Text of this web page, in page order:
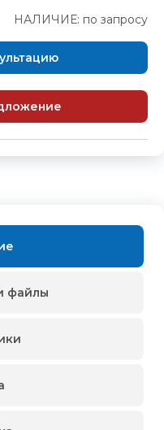
НАЛИЧИЕ: по запросу
файлы